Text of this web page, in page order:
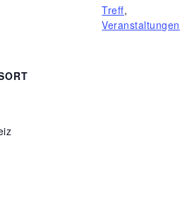
Treff,
Veranstaltungen